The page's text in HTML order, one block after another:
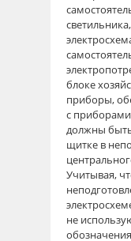
блоке
приборы,
с
должны
щитке в
Учитывая,
не